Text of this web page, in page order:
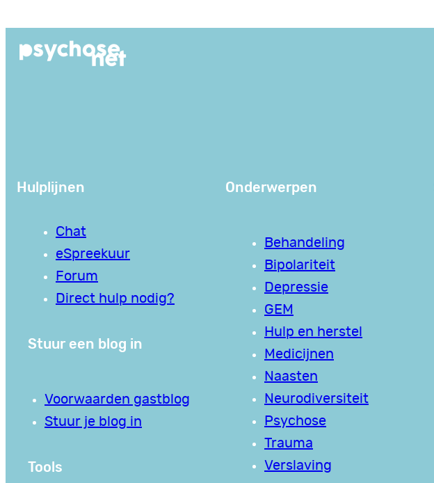
de
Hulplijnen
Chat
eSpreekuur
Forum
Direct hulp nodig?
Stuur een blog in
Voorwaarden gastblog
Stuur je blog in
Tools
Onderwerpen
Behandeling
Bipolariteit
Depressie
GEM
Hulp en herstel
Medicijnen
Naasten
Neurodiversiteit
Psychose
Trauma
Verslaving